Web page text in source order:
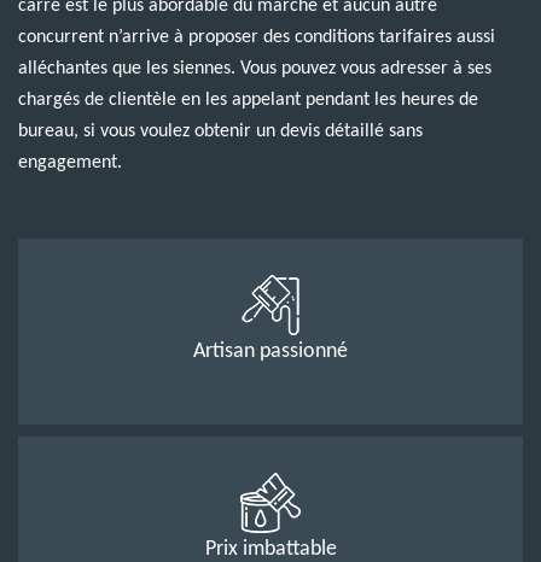
carré est le plus abordable du marché et aucun autre
concurrent n’arrive à proposer des conditions tarifaires aussi
alléchantes que les siennes. Vous pouvez vous adresser à ses
chargés de clientèle en les appelant pendant les heures de
bureau, si vous voulez obtenir un devis détaillé sans
engagement.
Artisan passionné
Prix imbattable